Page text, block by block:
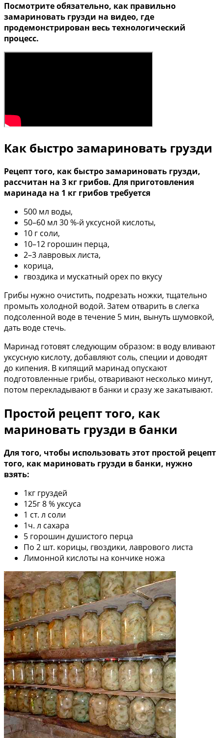
Посмотрите обязательно, как правильно
замариновать грузди на видео, где
продемонстрирован весь технологический
процесс.
Как быстро замариновать грузди
Рецепт того, как быстро замариновать грузди,
рассчитан на 3 кг грибов. Для приготовления
маринада на 1 кг грибов требуется
500 мл воды,
50–60 мл 30 %-й уксусной кислоты,
10 г соли,
10–12 горошин перца,
2–3 лавровых листа,
корица,
гвоздика и мускатный орех по вкусу
Грибы нужно очистить, подрезать ножки, тщательно
промыть холодной водой. Затем отварить в слегка
подсоленной воде в течение 5 мин, вынуть шумовкой,
дать воде стечь.
Маринад готовят следующим образом: в воду вливают
уксусную кислоту, добавляют соль, специи и доводят
до кипения. В кипящий маринад опускают
подготовленные грибы, отваривают несколько минут,
потом перекладывают в банки и сразу же закатывают.
Простой рецепт того, как
мариновать грузди в банки
Для того, чтобы использовать этот простой рецепт
того, как мариновать грузди в банки, нужно
взять:
1кг груздей
125г 8 % уксуса
1 ст. л соли
1ч. л сахара
5 горошин душистого перца
По 2 шт. корицы, гвоздики, лаврового листа
Лимонной кислоты на кончике ножа